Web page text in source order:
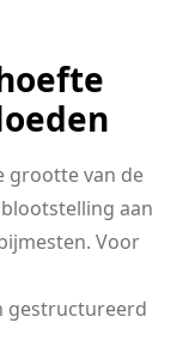
grootte van de
aan
Voor
gestructureerd